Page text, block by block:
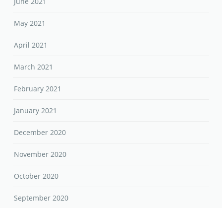
May 2021
April 2021
March 2021
February 2021
January 2021
December 2020
November 2020
October 2020
September 2020